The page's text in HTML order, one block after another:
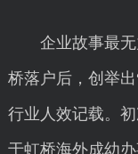
企业故事最无
桥落户后，创举
行业人效记载。
于虹桥海外成幼